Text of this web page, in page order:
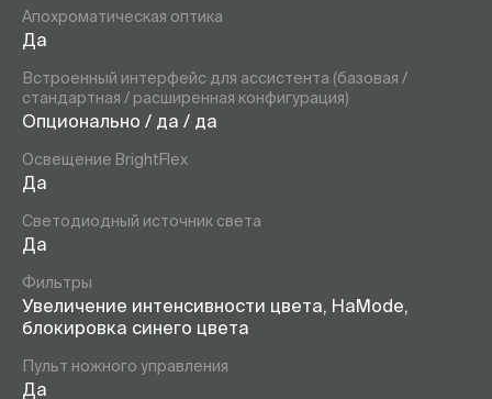
Апохроматическая оптика
Да
Встроенный интерфейс для ассистента (базовая /
стандартная / расширенная конфигурация)
Опционально / да / да
Освещение BrightFlex
Да
Светодиодный источник света
Да
Фильтры
Увеличение интенсивности цвета, HaMode,
блокировка синего цвета
Пульт ножного управления
Да